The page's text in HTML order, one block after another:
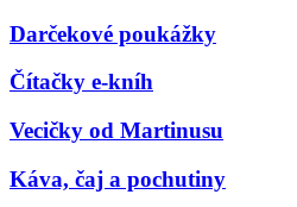
Darčekové poukážky
Čítačky e-kníh
Vecičky od Martinusu
Káva, čaj a pochutiny